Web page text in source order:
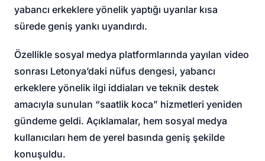
yabancı erkeklere yönelik yaptığı uyarılar kısa
sürede geniş yankı uyandırdı.
Özellikle sosyal medya platformlarında yayılan video
sonrası Letonya’daki nüfus dengesi, yabancı
erkeklere yönelik ilgi iddiaları ve teknik destek
amacıyla sunulan “saatlik koca” hizmetleri yeniden
gündeme geldi. Açıklamalar, hem sosyal medya
kullanıcıları hem de yerel basında geniş şekilde
konuşuldu.